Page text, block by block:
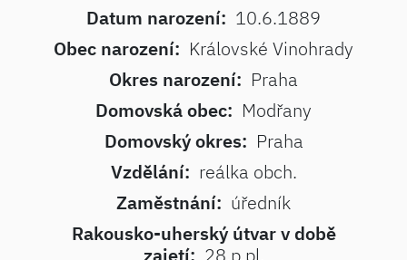
Datum narození: 10.6.1889
Obec narození: Královské Vinohrady
Okres narození: Praha
Domovská obec: Modřany
Domovský okres: Praha
Vzdělání: reálka obch.
Zaměstnání: úředník
Rakousko-uherský útvar v době
zajetí: 28.p.pl.